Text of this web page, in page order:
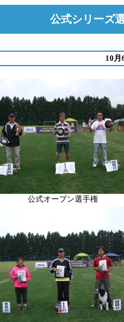
公式シリーズ
10
公式オープン選手権